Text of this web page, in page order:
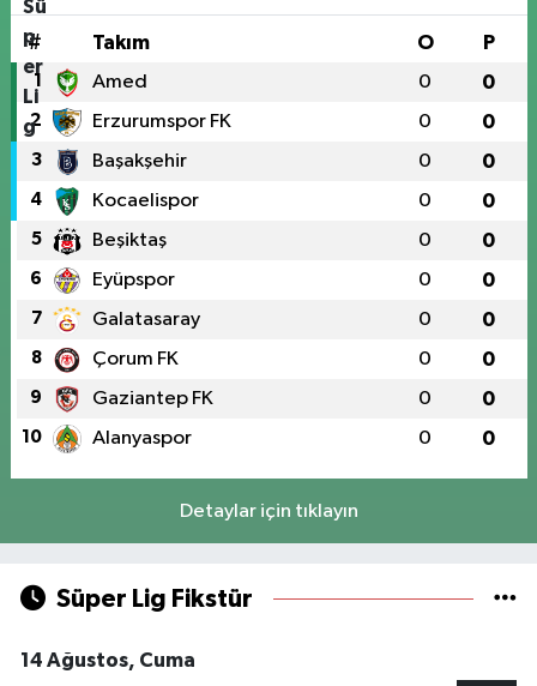
# Takım O P
1 Amed 0 0
2 Erzurumspor FK 0 0
3 Başakşehir 0 0
4 Kocaelispor 0 0
5 Beşiktaş 0 0
6 Eyüpspor 0 0
7 Galatasaray 0 0
8 Çorum FK 0 0
9 Gaziantep FK 0 0
10 Alanyaspor 0 0
Detaylar için tıklayın
Süper Lig Fikstür
14 Ağustos, Cuma